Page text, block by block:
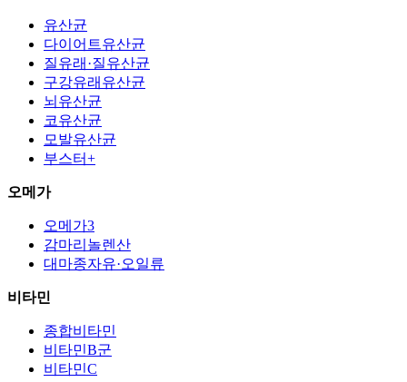
유산균
다이어트유산균
질유래·질유산균
구강유래유산균
뇌유산균
코유산균
모발유산균
부스터+
오메가
오메가3
감마리놀렌산
대마종자유·오일류
비타민
종합비타민
비타민B군
비타민C